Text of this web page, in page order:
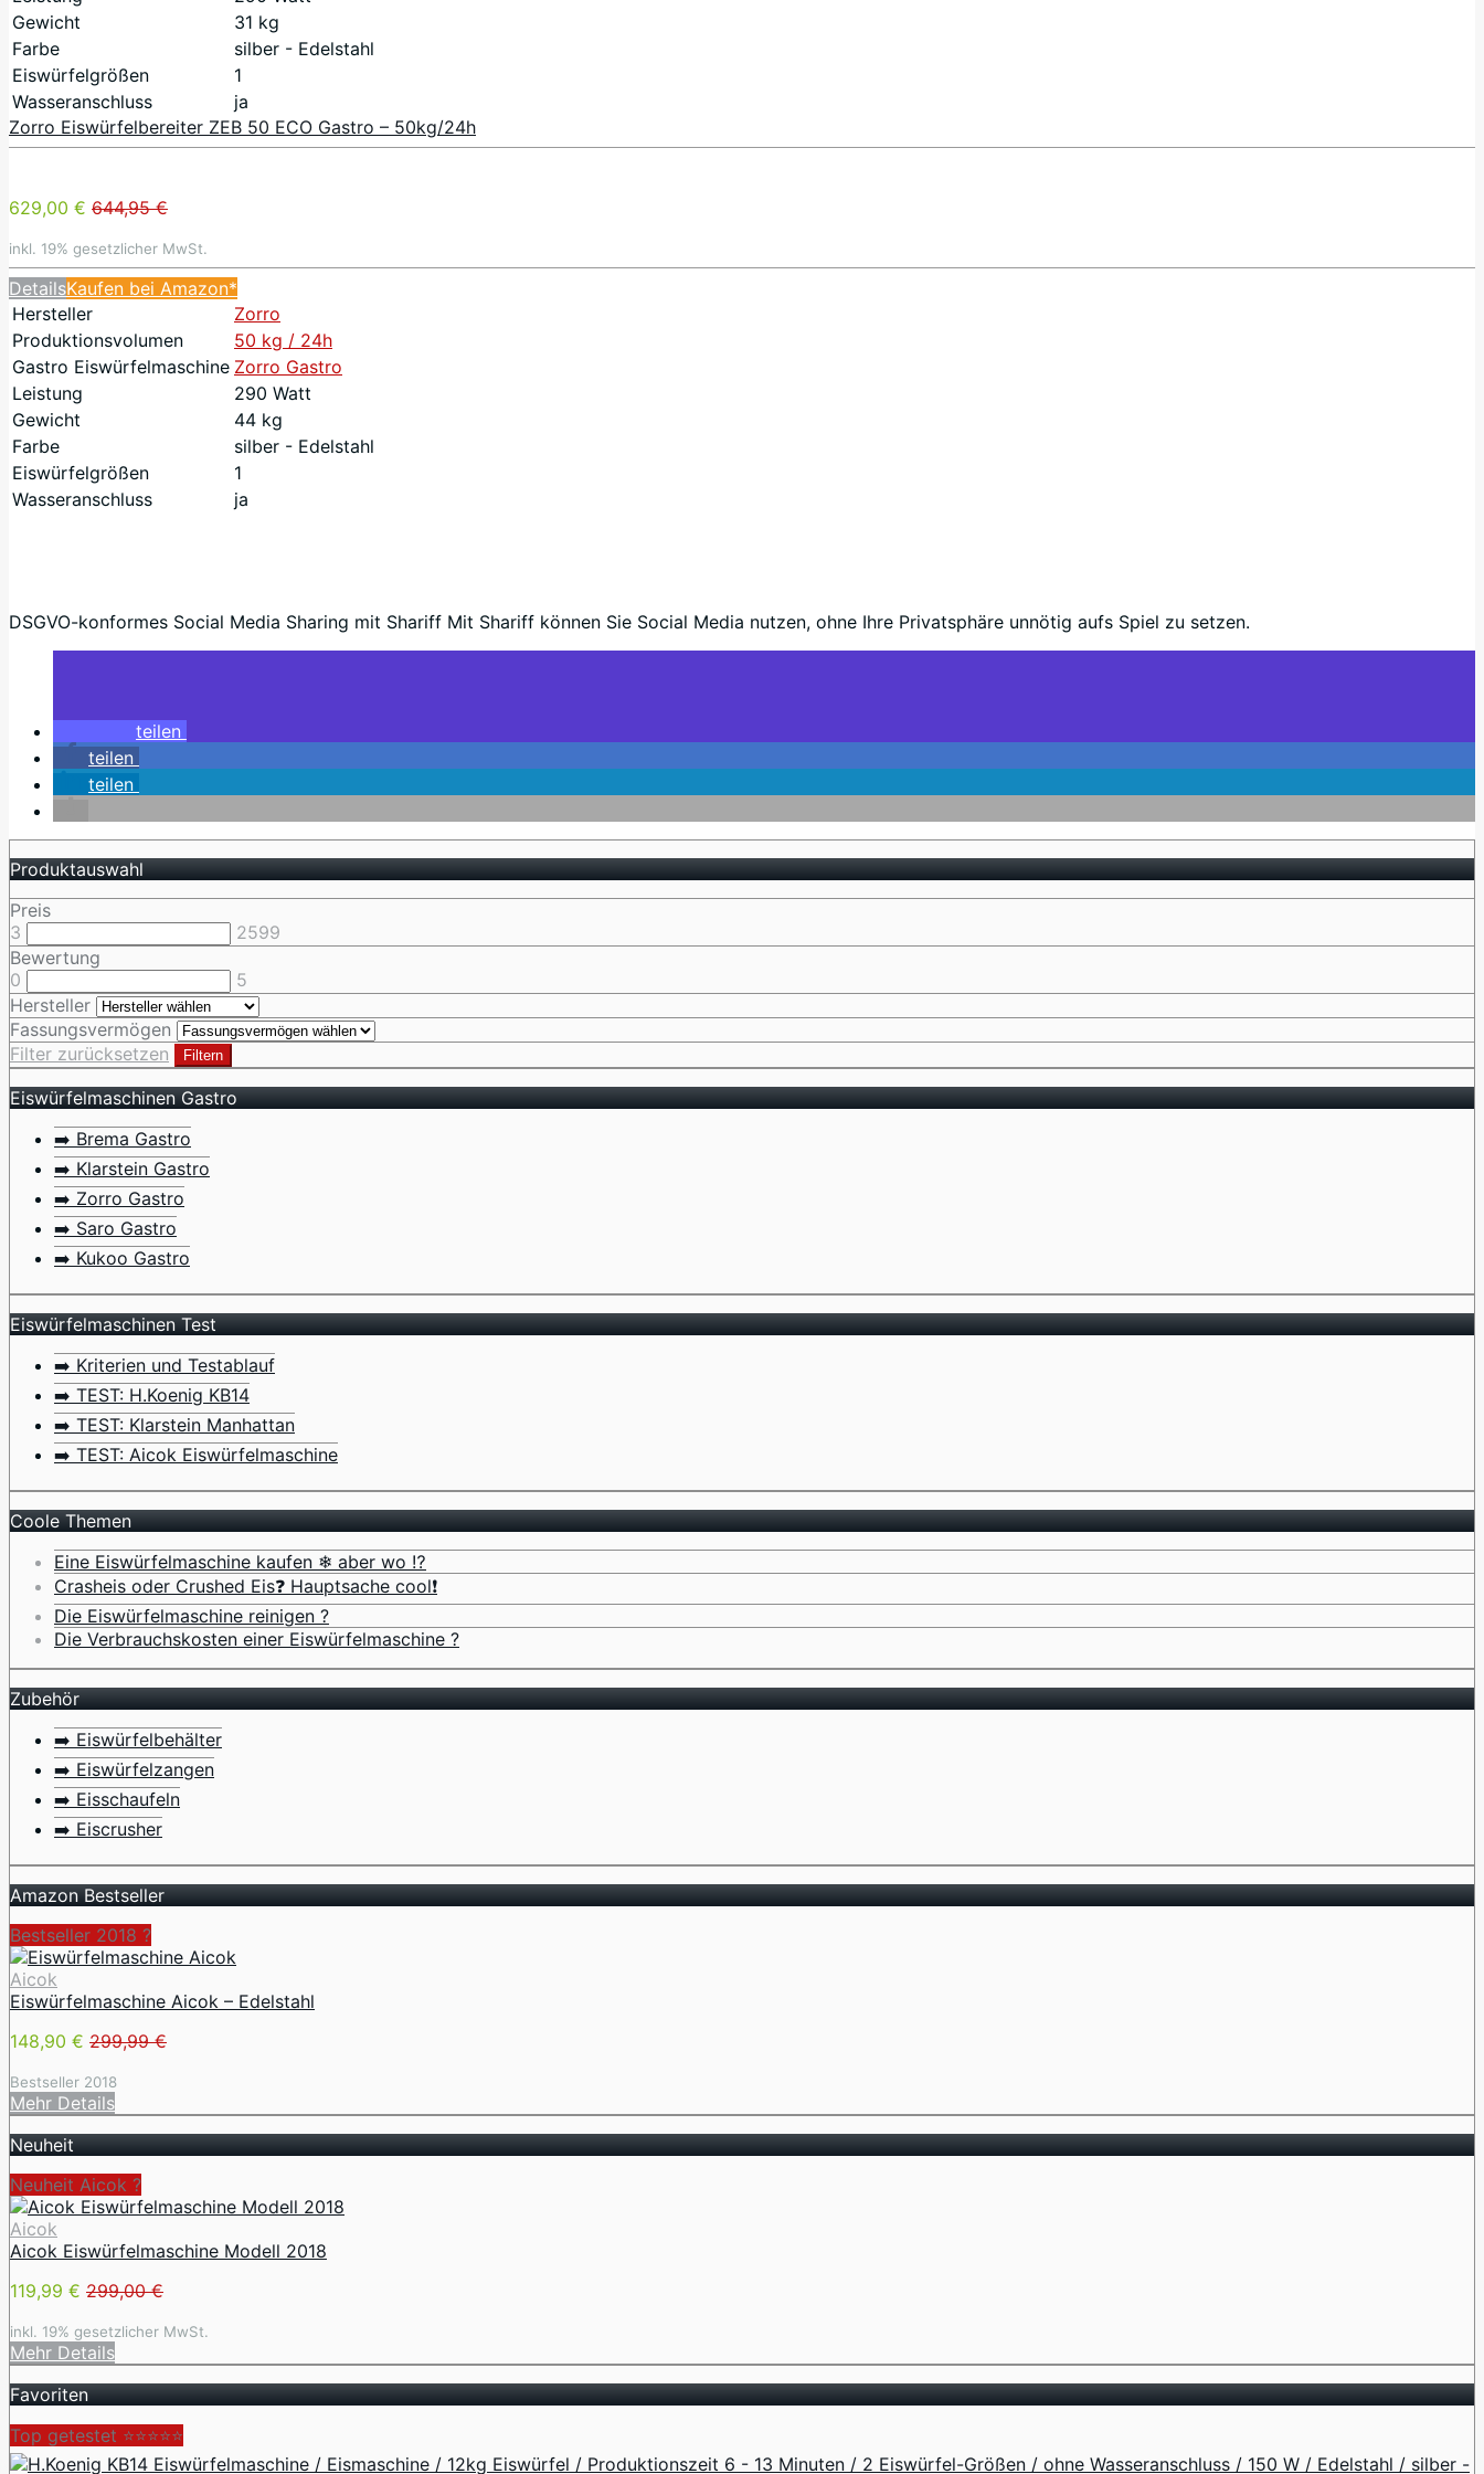
Gewicht
31 kg
Farbe
silber - Edelstahl
Eiswürfelgrößen
1
Wasseranschluss
ja
Zorro Eiswürfelbereiter ZEB 50 ECO Gastro – 50kg/24h
629,00 € 644,95 €
inkl. 19% gesetzlicher MwSt.
DetailsKaufen bei Amazon*
Hersteller
Zorro
Produktionsvolumen
50 kg / 24h
Gastro Eiswürfelmaschine Zorro Gastro
Leistung
290 Watt
Gewicht
44 kg
Farbe
silber - Edelstahl
Eiswürfelgrößen
1
Wasseranschluss
ja
DSGVO-konformes Social Media Sharing mit Shariff Mit Shariff können Sie Social Media nutzen, ohne Ihre Privatsphäre unnötig aufs Spiel zu setzen.
teilen
teilen
teilen
Produktauswahl
Preis
3
2599
Bewertung
0
5
Hersteller
Fassungsvermögen
Filter zurücksetzen
Filtern
Eiswürfelmaschinen Gastro
➡️ Brema Gastro
➡️ Klarstein Gastro
➡️ Zorro Gastro
➡️ Saro Gastro
➡️ Kukoo Gastro
Eiswürfelmaschinen Test
➡️ Kriterien und Testablauf
➡️ TEST: H.Koenig KB14
➡️ TEST: Klarstein Manhattan
➡️ TEST: Aicok Eiswürfelmaschine
Coole Themen
Eine Eiswürfelmaschine kaufen ❄ aber wo ⁉️
Crasheis oder Crushed Eis❓ Hauptsache cool❗
Die Eiswürfelmaschine reinigen ?
Die Verbrauchskosten einer Eiswürfelmaschine ?
Zubehör
➡️ Eiswürfelbehälter
➡️ Eiswürfelzangen
➡️ Eisschaufeln
➡️ Eiscrusher
Amazon Bestseller
Bestseller 2018 ?
Aicok
Eiswürfelmaschine Aicok – Edelstahl
148,90 € 299,99 €
Bestseller 2018
Mehr Details
Neuheit
Neuheit Aicok ?
Aicok
Aicok Eiswürfelmaschine Modell 2018
119,99 € 299,00 €
inkl. 19% gesetzlicher MwSt.
Mehr Details
Favoriten
Top getestet ⭐⭐⭐⭐⭐